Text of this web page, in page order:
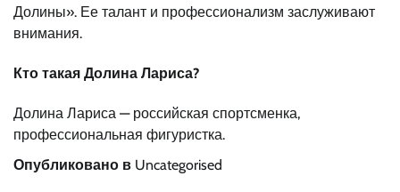
Долины». Ее талант и профессионализм заслуживают
внимания.
Кто такая Долина Лариса?
Долина Лариса — российская спортсменка,
профессиональная фигуристка.
Опубликовано в Uncategorised